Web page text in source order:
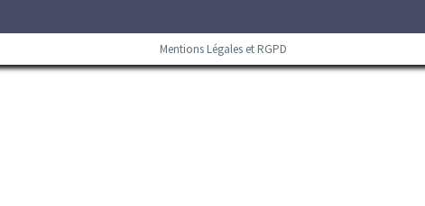
Mentions Légales et RGPD